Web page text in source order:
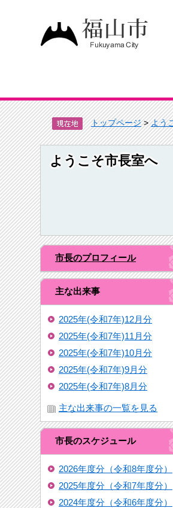
トップページ>よう
ようこそ市長室へ
市長のプロフィール
主な出来事
2025年(令和7年)12月分
2025年(令和7年)11月分
2025年(令和7年)10月分
2025年(令和7年)9月分
2025年(令和7年)8月分
主な出来事の一覧を見る
市長のスケジュール
2026年度分（令和8年度分）
2025年度分（令和7年度分）
2024年度分（令和6年度分）